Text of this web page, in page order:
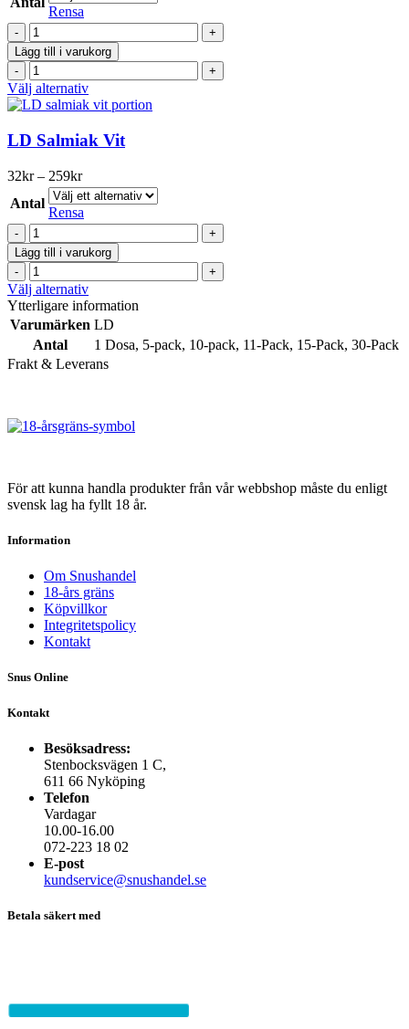
väljas
produktsidan
till
349kr
Rensa
LD
30
Original
mängd
Lägg till i varukorg
LD
30
Original
Välj alternativDen
här
har
flera
De
olika
väljas
på
produktsidan
LD Salmiak Vit
32kr – 259krPrisintervall:
32kr
till
259kr
Antal
Rensa
LD
Salmiak
Vit
mängd
Lägg till i varukorg
LD
Salmiak
Vit
mängd
Välj alternativDen
här
produkten
har
flera
varianter.
alternativen
kan
produktsidan
Ytterligare information
Varumärken LD
Antal
1 Dosa, 5-pack, 10-pack, 11-Pack, 15-Pack, 30-Pack
Frakt & Leverans
För att kunna handla produkter från vår webbshop måste du enligt
svensk lag ha fyllt 18 år.
Information
Om Snushandel
18-års gräns
Köpvillkor
Integritetspolicy
Kontakt
Snus Online
Kontakt
Besöksadress:
Stenbocksvägen 1 C,
611 66 Nyköping
Telefon
Vardagar
10.00-16.00
072-223 18 02
E-post
kundservice@snushandel.se
Betala säkert med